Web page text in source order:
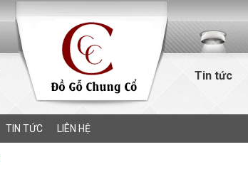
Tin tức
TIN TỨC LIÊN HỆ